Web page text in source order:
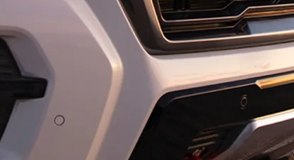
اكتشف أكاديا